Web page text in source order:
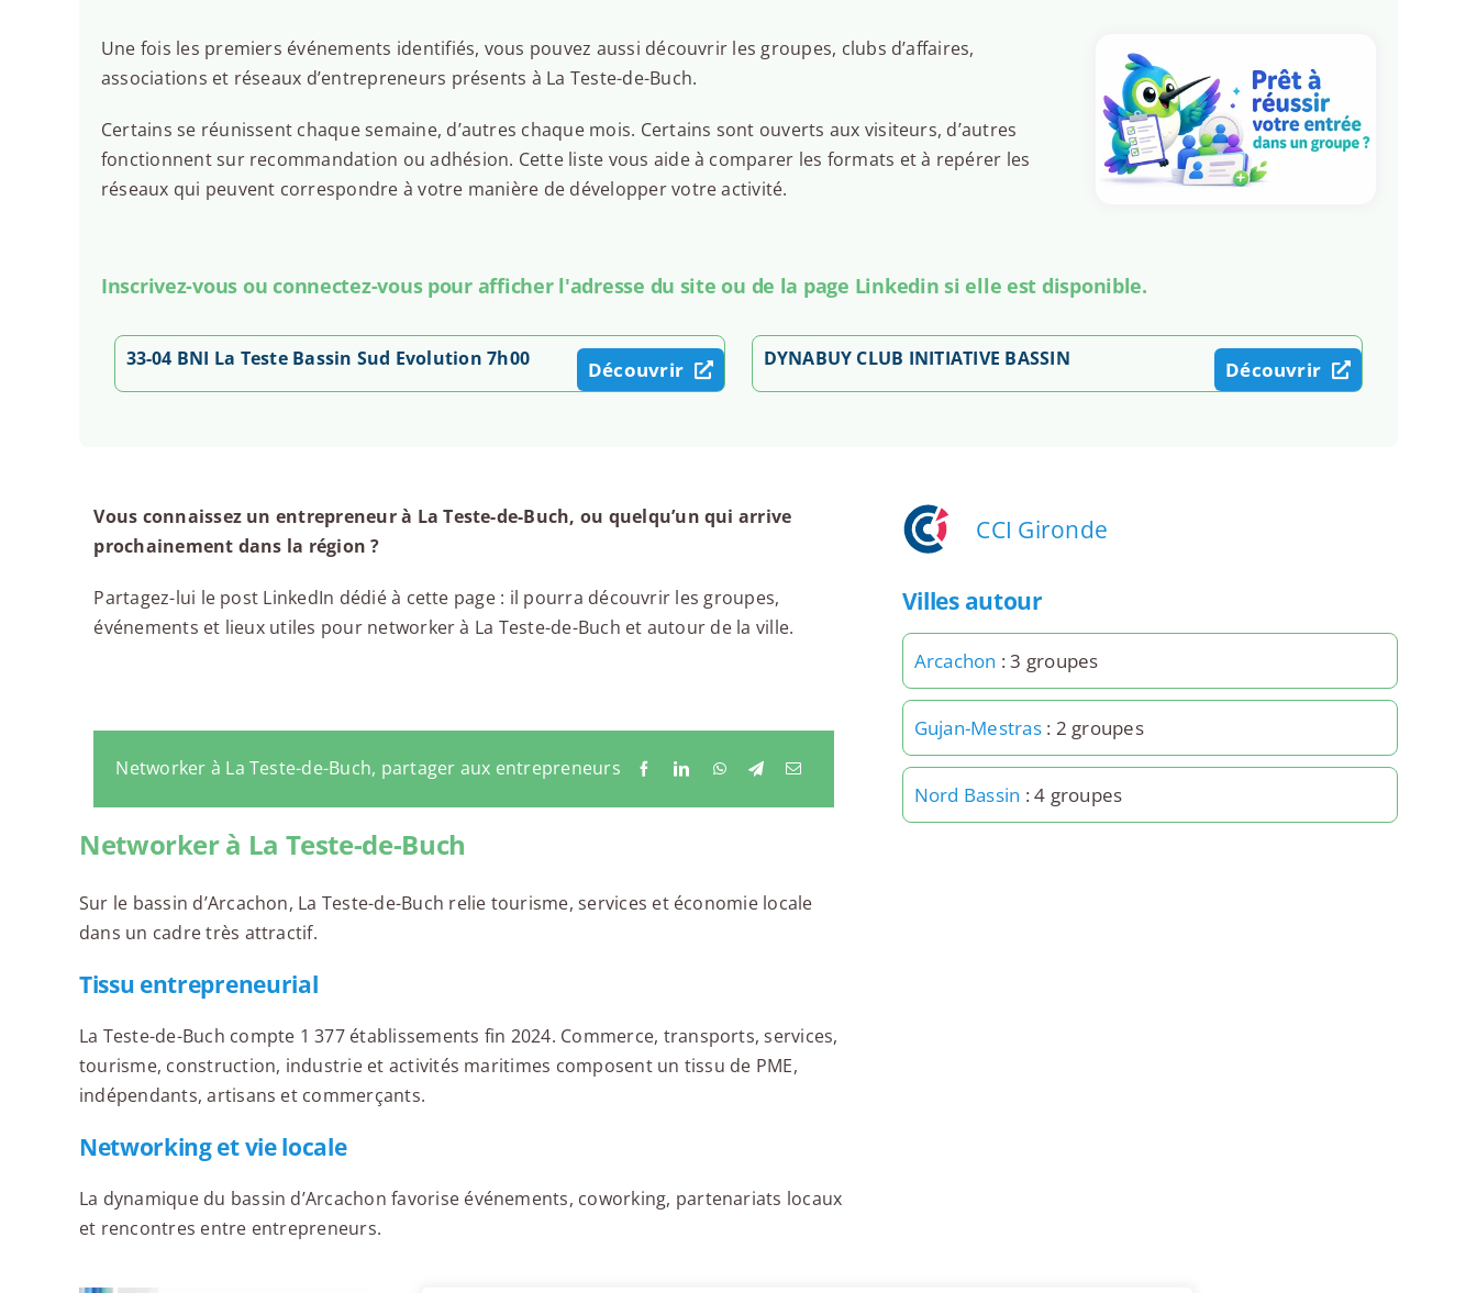
Une fois les premiers événements identifiés, vous pouvez aussi découvrir les groupes, clubs d’affaires,
associations et réseaux d’entrepreneurs présents à La Teste-de-Buch.
Certains se réunissent chaque semaine, d’autres chaque mois. Certains sont ouverts aux visiteurs, d’autres
fonctionnent sur recommandation ou adhésion. Cette liste vous aide à comparer les formats et à repérer les
réseaux qui peuvent correspondre à votre manière de développer votre activité.
Inscrivez-vous ou connectez-vous pour afficher l'adresse du site ou de la page Linkedin si elle est disponible.
33-04 BNI La Teste Bassin Sud Evolution 7h00 Découvrir DYNABUY CLUB INITIATIVE BASSIN Découvrir
Vous connaissez un entrepreneur à La Teste-de-Buch, ou quelqu’un qui arrive
prochainement dans la région ?
Partagez-lui le post LinkedIn dédié à cette page : il pourra découvrir les groupes,
événements et lieux utiles pour networker à La Teste-de-Buch et autour de la ville.
Networker à La Teste-de-Buch, partager aux entrepreneurs
Networker à La Teste-de-Buch
Sur le bassin d’Arcachon, La Teste-de-Buch relie tourisme, services et économie locale
dans un cadre très attractif.
Tissu entrepreneurial
La Teste-de-Buch compte 1 377 établissements fin 2024. Commerce, transports, services,
tourisme, construction, industrie et activités maritimes composent un tissu de PME,
indépendants, artisans et commerçants.
Networking et vie locale
La dynamique du bassin d’Arcachon favorise événements, coworking, partenariats locaux
et rencontres entre entrepreneurs.
CCI Gironde
Villes autour
Arcachon : 3 groupes
Gujan-Mestras: 2 groupes
Nord Bassin : 4 groupes